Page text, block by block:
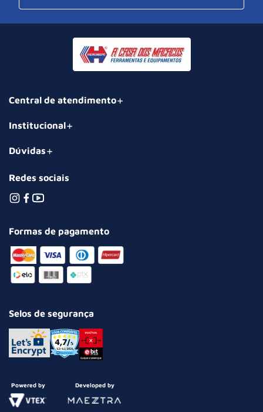
Central de atendimento
Institucional
Dúvidas
Redes sociais
Formas de pagamento
Selos de segurança
Powered by Developed by